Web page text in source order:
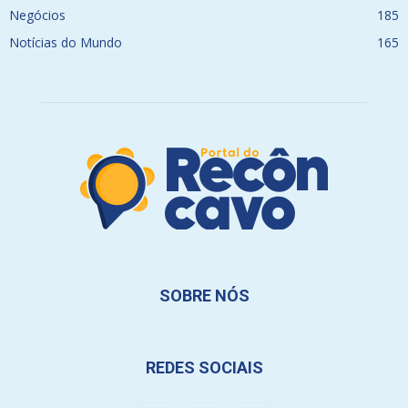
Negócios
185
Notícias do Mundo
165
SOBRE NÓS
REDES SOCIAIS